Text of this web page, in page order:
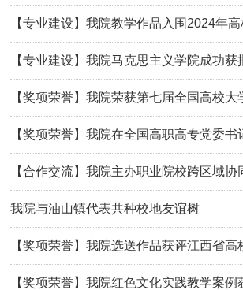
作暨新时代高职院校智慧马院建设研讨会
【专业建设】我院教学作品入围2024年
家安全教育教学视频征集与展示活动
【专业建设】我院马克思主义学院成功获
门口的“大思政课”实践教学基地
【奖项荣誉】我院荣获第七届全国高校大
政课公开课全国一等奖
【奖项荣誉】我院在全国高职高专党委书
2023年会获奖
【合作交流】我院主办职业院校跨区域协
同体党建思政骨干江西红色文化实践研修班
我院与油山镇代表共种校地友谊树
【奖项荣誉】我院选送作品获评江西省高
政课”
【奖项荣誉】我院红色文化实践教学案例